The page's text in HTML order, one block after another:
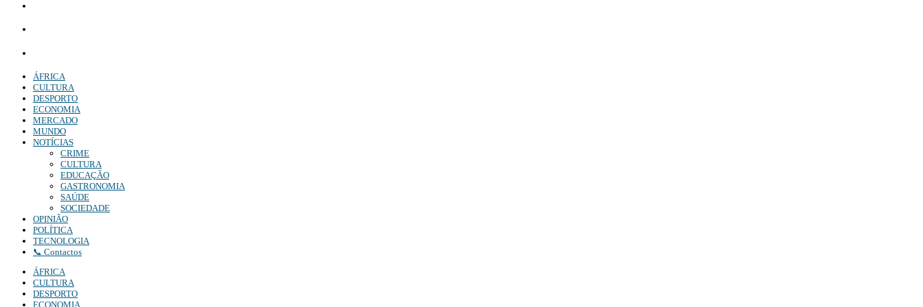
ÁFRICA
CULTURA
DESPORTO
ECONOMIA
MERCADO
MUNDO
NOTÍCIAS
CRIME
CULTURA
EDUCAÇÃO
GASTRONOMIA
SAÚDE
SOCIEDADE
OPINIÃO
POLÍTICA
TECNOLOGIA
📞 Contactos
ÁFRICA
CULTURA
DESPORTO
ECONOMIA